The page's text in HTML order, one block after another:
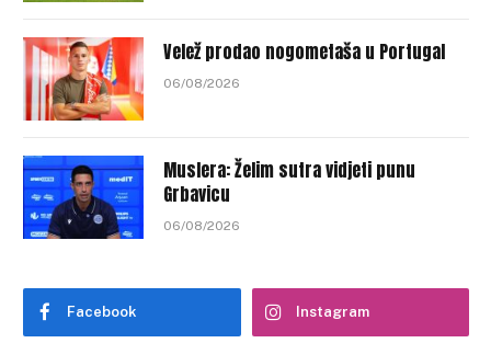
Velež prodao nogometaša u Portugal
06/08/2026
Muslera: Želim sutra vidjeti punu
Grbavicu
06/08/2026
Facebook Instagram